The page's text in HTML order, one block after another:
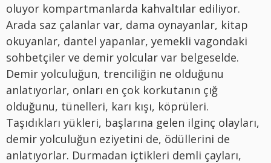
oluyor kompartmanlarda kahvaltılar ediliyor.
Arada saz çalanlar var, dama oynayanlar, kitap
okuyanlar, dantel yapanlar, yemekli vagondaki
sohbetçiler ve demir yolcular var belgeselde.
Demir yolculuğun, trenciliğin ne olduğunu
anlatıyorlar, onları en çok korkutanın çığ
olduğunu, tünelleri, karı kışı, köprüleri.
Taşıdıkları yükleri, başlarına gelen ilginç olayları,
demir yolculuğun eziyetini de, ödüllerini de
anlatıyorlar. Durmadan içtikleri demli çayları,